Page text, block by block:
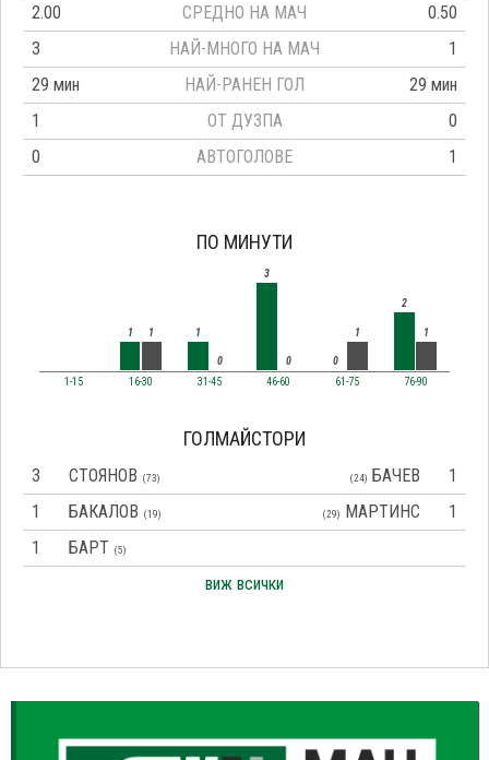
2.00
СРЕДНО НА МАЧ
0.50
3
НАЙ-МНОГО НА МАЧ
1
29 мин
НАЙ-РАНЕН ГОЛ
29 мин
1
ОТ ДУЗПА
0
0
АВТОГОЛОВЕ 1
ПО МИНУТИ
1-15
1 1
16-30
1
0
31-45
3
0
46-60
0
1
61-75
2
1
76-90
ГОЛМАЙСТОРИ
3 СТОЯНОВ (73) (24) БАЧЕВ
1
1
БАКАЛОВ (19) (29) МАРТИНС
1
1
БАРТ (5)
виж всички